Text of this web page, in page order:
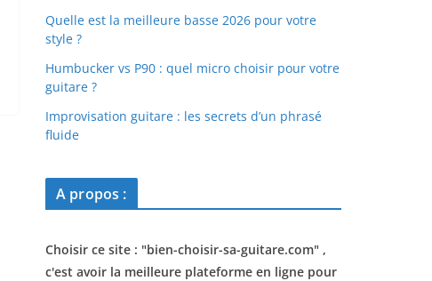
Quelle est la meilleure basse 2026 pour votre
style ?
Humbucker vs P90 : quel micro choisir pour votre
guitare ?
Improvisation guitare : les secrets d’un phrasé
fluide
A propos :
Choisir ce site : "bien-choisir-sa-guitare.com" ,
c'est avoir la meilleure plateforme en ligne pour